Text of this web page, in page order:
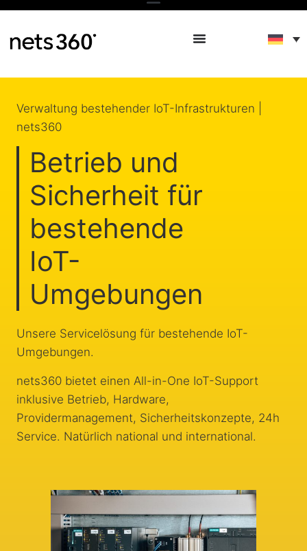
Verwaltung bestehender IoT-Infrastrukturen |
nets360
Betrieb und
Sicherheit für
bestehende
IoT-
Umgebungen
Unsere Servicelösung für bestehende IoT-
Umgebungen.
nets360 bietet einen All-in-One IoT-Support
inklusive Betrieb, Hardware,
Providermanagement, Sicherheitskonzepte, 24h
Service. Natürlich national und international.